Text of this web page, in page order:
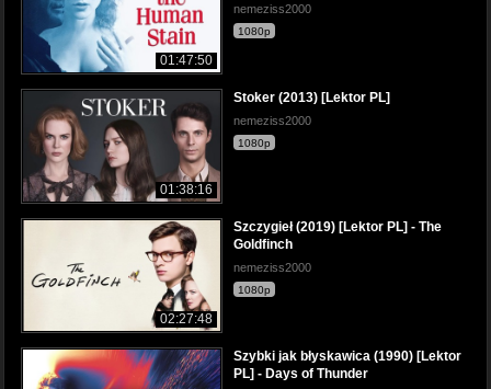
01:47:50
nemeziss2000
1080p
01:38:16
Stoker (2013) [Lektor PL]
nemeziss2000
1080p
02:27:48
Szczygieł (2019) [Lektor PL] - The
Goldfinch
nemeziss2000
1080p
Szybki jak błyskawica (1990) [Lektor
PL] - Days of Thunder